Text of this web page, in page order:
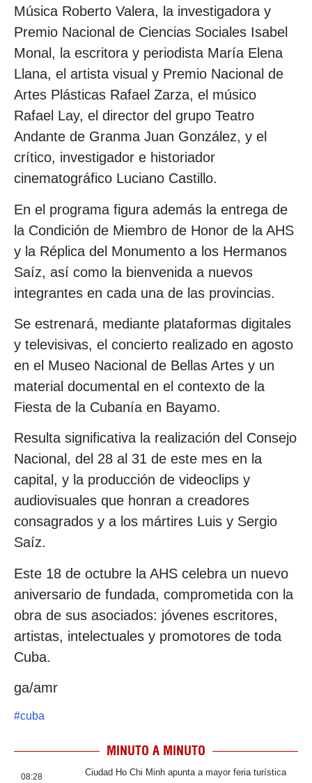
Música Roberto Valera, la investigadora y
Premio Nacional de Ciencias Sociales Isabel
Monal, la escritora y periodista María Elena
Llana, el artista visual y Premio Nacional de
Artes Plásticas Rafael Zarza, el músico
Rafael Lay, el director del grupo Teatro
Andante de Granma Juan González, y el
crítico, investigador e historiador
cinematográfico Luciano Castillo.
En el programa figura además la entrega de
la Condición de Miembro de Honor de la AHS
y la Réplica del Monumento a los Hermanos
Saíz, así como la bienvenida a nuevos
integrantes en cada una de las provincias.
Se estrenará, mediante plataformas digitales
y televisivas, el concierto realizado en agosto
en el Museo Nacional de Bellas Artes y un
material documental en el contexto de la
Fiesta de la Cubanía en Bayamo.
Resulta significativa la realización del Consejo
Nacional, del 28 al 31 de este mes en la
capital, y la producción de videoclips y
audiovisuales que honran a creadores
consagrados y a los mártires Luis y Sergio
Saíz.
Este 18 de octubre la AHS celebra un nuevo
aniversario de fundada, comprometida con la
obra de sus asociados: jóvenes escritores,
artistas, intelectuales y promotores de toda
Cuba.
ga/amr
#cuba
MINUTO A MINUTO
08:28
Ciudad Ho Chi Minh apunta a mayor feria turística